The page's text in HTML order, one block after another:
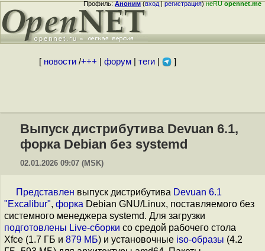
Профиль:Аноним(вход|регистрация)неRUopennet.me
[ новости/+++ форум| теги| ]
Выпуск дистрибутива Devuan 6.1,
форка Debian без systemd
02.01.2026 09:07 (MSK)
Представлен выпуск дистрибутива Devuan 6.1
"Excalibur", форка Debian GNU/Linux, поставляемого без
системного менеджера systemd. Для загрузки
подготовлены Live-сборки со средой рабочего стола
Xfce (1.7 ГБ и 879 МБ) и установочные iso-образы (4.2